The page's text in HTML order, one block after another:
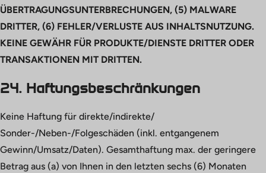
ÜBERTRAGUNGSUNTERBRECHUNGEN, (5) MALWARE
DRITTER, (6) FEHLER/VERLUSTE AUS INHALTSNUTZUNG.
KEINE GEWÄHR FÜR PRODUKTE/DIENSTE DRITTER ODER
TRANSAKTIONEN MIT DRITTEN.
24. Haftungsbeschränkungen
Keine Haftung für direkte/indirekte/
Sonder-/Neben-/Folgeschäden (inkl. entgangenem
Gewinn/Umsatz/Daten). Gesamthaftung max. der geringere
Betrag aus (a) von Ihnen in den letzten sechs (6) Monaten